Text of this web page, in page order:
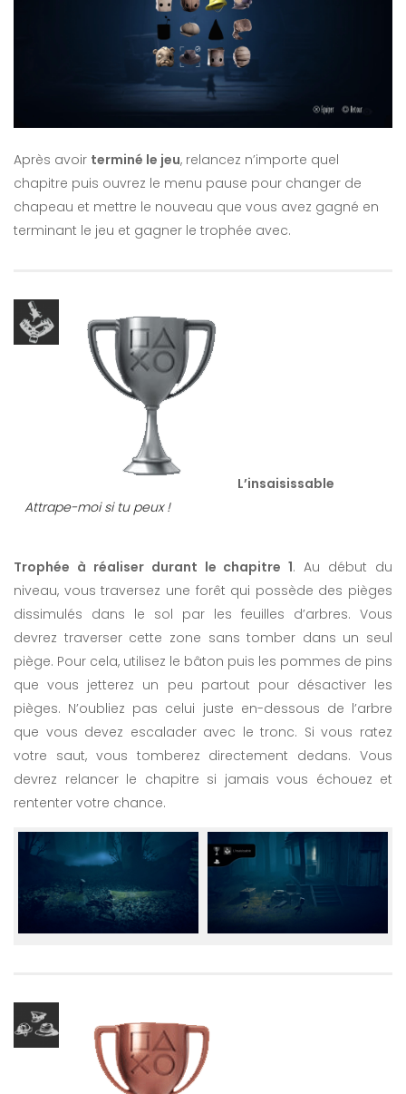
Après avoir terminé le jeu, relancez n’importe quel
chapitre puis ouvrez le menu pause pour changer de
chapeau et mettre le nouveau que vous avez gagné en
terminant le jeu et gagner le trophée avec.
L’insaisissable
Attrape-moi si tu peux !
Trophée à réaliser durant le chapitre 1. Au début du
niveau, vous traversez une forêt qui possède des pièges
dissimulés dans le sol par les feuilles d’arbres. Vous
devrez traverser cette zone sans tomber dans un seul
piège. Pour cela, utilisez le bâton puis les pommes de pins
que vous jetterez un peu partout pour désactiver les
pièges. N’oubliez pas celui juste en-dessous de l’arbre
que vous devez escalader avec le tronc. Si vous ratez
votre saut, vous tomberez directement dedans. Vous
devrez relancer le chapitre si jamais vous échouez et
rententer votre chance.